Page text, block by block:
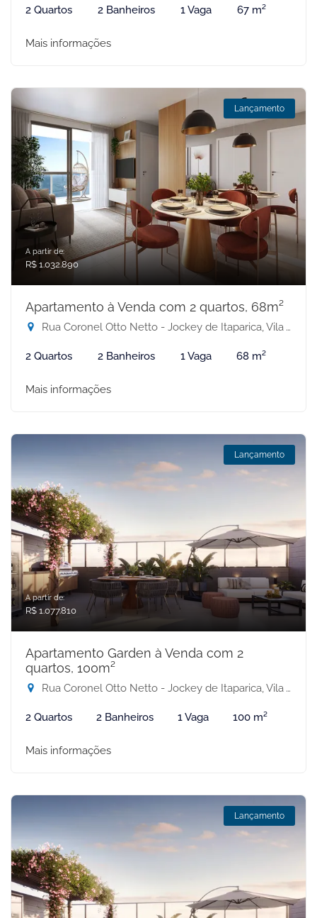
2 Quartos 2 Banheiros 1 Vaga 67 m²
Mais informações
Lançamento
A partir de:
R$ 1.032.890
Apartamento à Venda com 2 quartos, 68m²
Rua Coronel Otto Netto - Jockey de Itaparica, Vila Velha-ES
2 Quartos 2 Banheiros 1 Vaga 68 m²
Mais informações
Lançamento
A partir de:
R$ 1.077.810
Apartamento Garden à Venda com 2
quartos, 100m²
Rua Coronel Otto Netto - Jockey de Itaparica, Vila Velha-ES
2 Quartos 2 Banheiros 1 Vaga 100 m²
Mais informações
Lançamento